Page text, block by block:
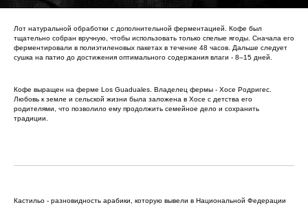
Лот натуральной обработки с дополнительной ферментацией. Кофе был
тщательно собран вручную, чтобы использовать только спелые ягоды. Сначала его
ферментировали в полиэтиленовых пакетах в течение 48 часов. Дальше следует
сушка на патио до достижения оптимального содержания влаги - 8–15 дней.
Кофе выращен на ферме Los Guaduales. Владелец фермы - Хосе Родригес.
Любовь к земле и сельской жизни была заложена в Хосе с детства его
родителями, что позволило ему продолжить семейное дело и сохранить
традиции.
Кастильо - разновидность арабики, которую вывели в Национальной Федерации